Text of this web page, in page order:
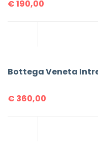
€190,00
Bottega Veneta
€ 360,00